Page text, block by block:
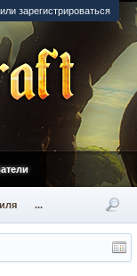
зарегистрироваться
...